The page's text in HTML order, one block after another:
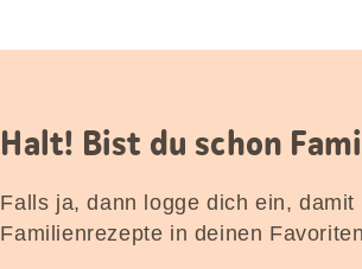
Halt! Bist du schon
Falls ja, dann logge dich ein, damit
Familienrezepte in deinen